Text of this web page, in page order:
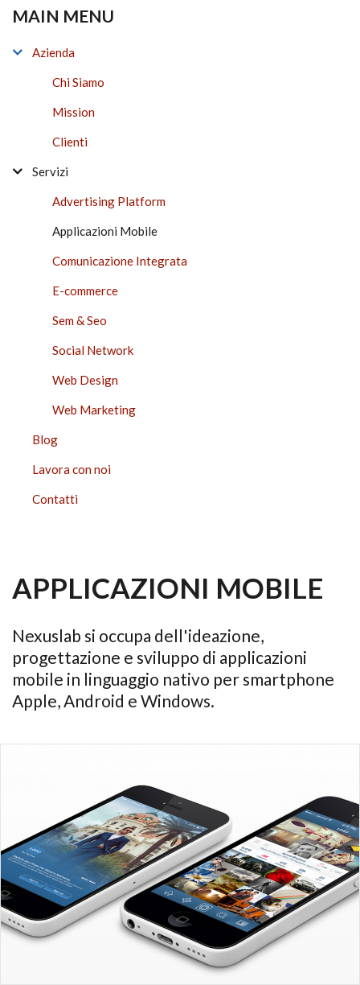
MAIN MENU
Azienda
Chi Siamo
Mission
Clienti
Servizi
Advertising Platform
Applicazioni Mobile
Comunicazione Integrata
E-commerce
Sem & Seo
Social Network
Web Design
Web Marketing
Blog
Lavora con noi
Contatti
APPLICAZIONI MOBILE
Nexuslab si occupa dell'ideazione,
progettazione e sviluppo di applicazioni
mobile in linguaggio nativo per smartphone
Apple, Android e Windows.